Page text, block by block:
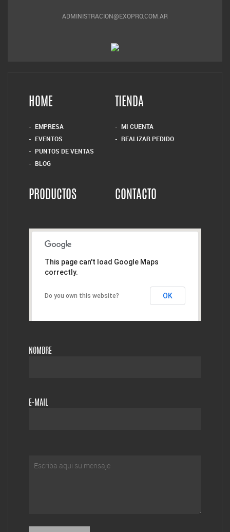
ADMINISTRACION@EXOPRO.COM.AR
HOME
EMPRESA
EVENTOS
PUNTOS DE VENTAS
BLOG
TIENDA
MI CUENTA
REALIZAR PEDIDO
PRODUCTOS CONTACTO
This page can't load Google Maps
correctly.
Do you own this website? OK
NOMBRE
E-MAIL